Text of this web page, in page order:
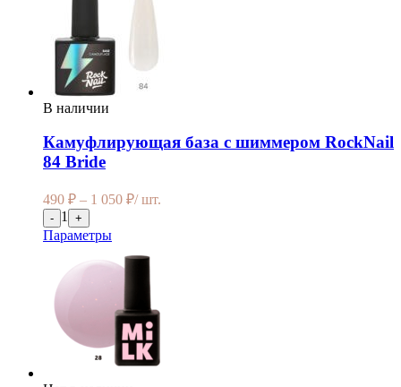
В наличии
Камуфлирующая база с шиммером RockNail
84 Bride
490 ₽ – 1 050 ₽/ шт.
- 1 +
Параметры